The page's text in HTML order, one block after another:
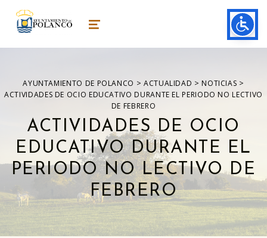
ayuntamiento de polanco
AYUNTAMIENTO DE POLANCO MENU
AYUNTAMIENTO DE POLANCO > ACTUALIDAD > NOTICIAS >
ACTIVIDADES DE OCIO EDUCATIVO DURANTE EL PERIODO NO LECTIVO
DE FEBRERO
ACTIVIDADES DE OCIO
EDUCATIVO DURANTE EL
PERIODO NO LECTIVO DE
FEBRERO